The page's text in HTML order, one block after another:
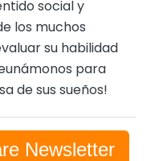
social y
los muchos
su habilidad
para
de sus sueños!
Newsletter